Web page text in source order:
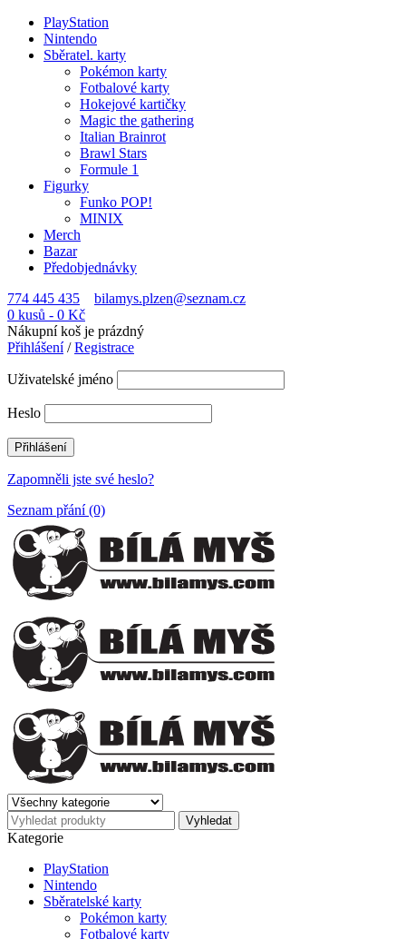
PlayStation
Nintendo
Sběratel. karty
Pokémon karty
Fotbalové karty
Hokejové kartičky
Magic the gathering
Italian Brainrot
Brawl Stars
Formule 1
Figurky
Funko POP!
MINIX
Merch
Bazar
Předobjednávky
774 445 435
bilamys.plzen@seznam.cz
0 kusů - 0 Kč
Nákupní koš je prázdný
Přihlášení/Registrace
Uživatelské jméno
Heslo
Zapomněli jste své heslo?
Seznam přání (0)
Kategorie
PlayStation
Nintendo
Sběratelské karty
Pokémon karty
Fotbalové karty